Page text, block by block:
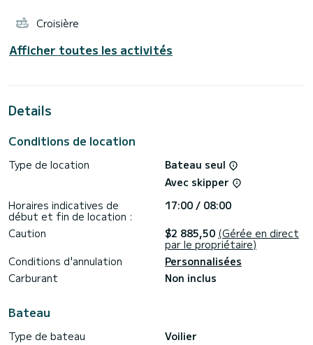
partir de 17h00.
Le retour pour le check-out technique est prévu le vendredi
08h00.
Nous vous invitons à nous envoyer une demande directement
Croisière
Afficher toutes les activités
Details
Conditions de location
Type de location
Bateau seul
Avec skipper
Horaires indicatives de
début et fin de location :
17:00 / 08:00
Caution
$2 885,50 (Gérée en direct
par le propriétaire)
Conditions d'annulation
Personnalisées
Carburant
Non inclus
Bateau
Type de bateau
Voilier